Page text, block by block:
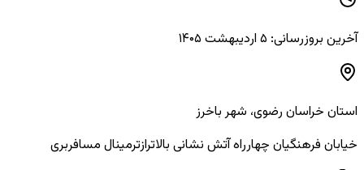
آخرین بروزرسانی: ۵ اردیبهشت ۱۴۰۵
استان خراسان رضوی، شهرباخرز
خیابان فرهنگیان چهارراه آتش نشانی بالاترازترمینال مسافربری